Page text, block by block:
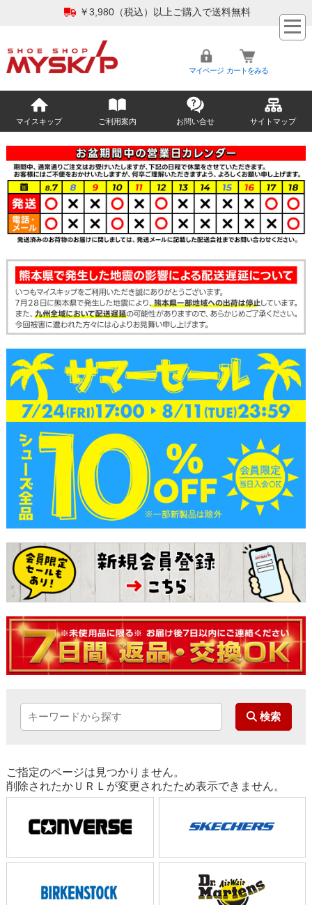
￥3,980（税込）以上ご購入で送料無料
マイページ カートをみる
マイスキップ ご利用案内 お問い合せ サイトマップ
ご指定のページは見つかりません。
削除されたかＵＲＬが変更されたため表示できません。